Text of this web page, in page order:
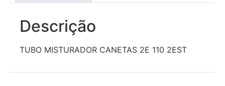
Descrição
TUBO MISTURADOR CANETAS 2E 110 2EST